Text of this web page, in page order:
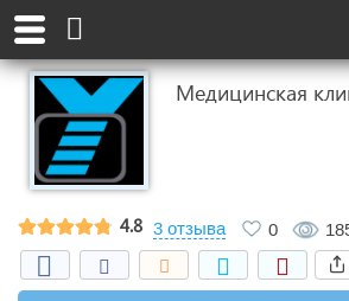
Медицинская
4.8 3 отзыва 0